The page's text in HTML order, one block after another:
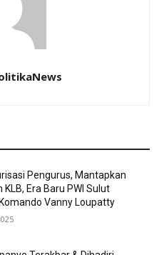
Pengurus, Mantapkan
KLB, Era Baru PWI Sulut
Vanny Loupatty